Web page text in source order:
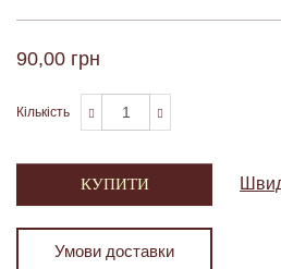
90,00 грн
Кількість
КУПИТИ
Умови доставки